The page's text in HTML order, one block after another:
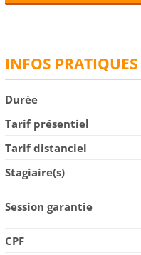
INFOS PRATIQUES
Durée
Tarif présentiel
Tarif distanciel
Stagiaire(s)
Session garantie
CPF